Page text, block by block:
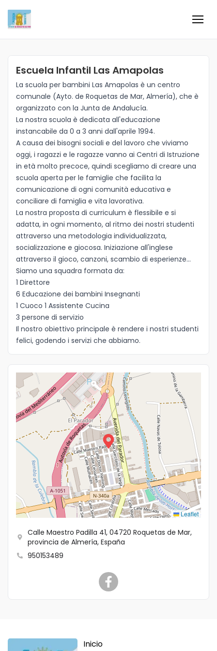
Información
Negocios
Colaboradores
Blog
Eventos
Ofertas e ideas para disfrutar
Idioma
Escuela Infantil Las Amapolas
La scuola per bambini Las Amapolas è un centro
comunale (Ayto. de Roquetas de Mar, Almería), che è
organizzato con la Junta de Andalucía.
La nostra scuola è dedicata all'educazione
instancabile da 0 a 3 anni dall'aprile 1994.
A causa dei bisogni sociali e del lavoro che viviamo
oggi, i ragazzi e le ragazze vanno ai Centri di Istruzione
in età molto precoce, quindi scegliamo di creare una
scuola aperta per le famiglie che facilita la
comunicazione di ogni comunità educativa e
conciliare di famiglia e vita lavorativa.
La nostra proposta di curriculum è flessibile e si
adatta, in ogni momento, al ritmo dei nostri studenti
attraverso una metodologia individualizzata,
socializzazione e giocosa. Iniziazione all'inglese
attraverso il gioco, canzoni, scambio di esperienze...
Siamo una squadra formata da:
1 Direttore
6 Educazione dei bambini Insegnanti
1 Cuoco 1 Assistente Cucina
3 persone di servizio
Il nostro obiettivo principale è rendere i nostri studenti
felici, godendo i servizi che abbiamo.
Leaflet
Calle Maestro Padilla 41, 04720 Roquetas de Mar,
provincia de Almería, España
950153489
Inicio